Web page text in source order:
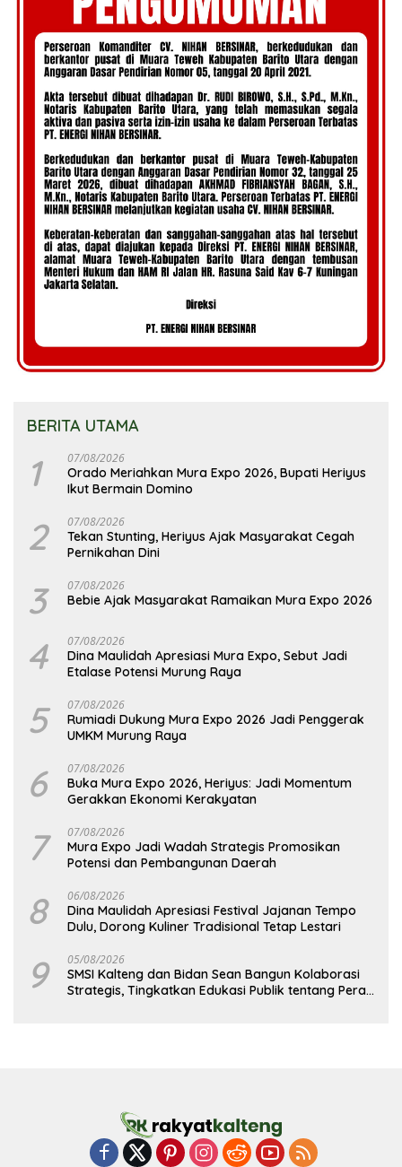
BERITA UTAMA
1 07/08/2026
Orado Meriahkan Mura Expo 2026, Bupati Heriyus
Ikut Bermain Domino
2 07/08/2026
Tekan Stunting, Heriyus Ajak Masyarakat Cegah
Pernikahan Dini
3 07/08/2026
Bebie Ajak Masyarakat Ramaikan Mura Expo 2026
4 07/08/2026
Dina Maulidah Apresiasi Mura Expo, Sebut Jadi
Etalase Potensi Murung Raya
5 07/08/2026
Rumiadi Dukung Mura Expo 2026 Jadi Penggerak
UMKM Murung Raya
6 07/08/2026
Buka Mura Expo 2026, Heriyus: Jadi Momentum
Gerakkan Ekonomi Kerakyatan
7 07/08/2026
Mura Expo Jadi Wadah Strategis Promosikan
Potensi dan Pembangunan Daerah
8 06/08/2026
Dina Maulidah Apresiasi Festival Jajanan Tempo
Dulu, Dorong Kuliner Tradisional Tetap Lestari
9 05/08/2026
SMSI Kalteng dan Bidan Sean Bangun Kolaborasi
Strategis, Tingkatkan Edukasi Publik tentang Peran